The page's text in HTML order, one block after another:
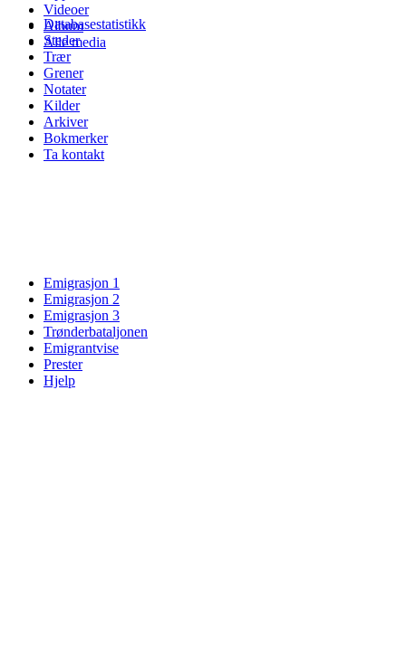
Videoer
Album
Alle media
Databasestatistikk
Steder
Trær
Grener
Notater
Kilder
Arkiver
Bokmerker
Ta kontakt
Emigrasjon 1
Emigrasjon 2
Emigrasjon 3
Trønderbataljonen
Emigrantvise
Prester
Hjelp